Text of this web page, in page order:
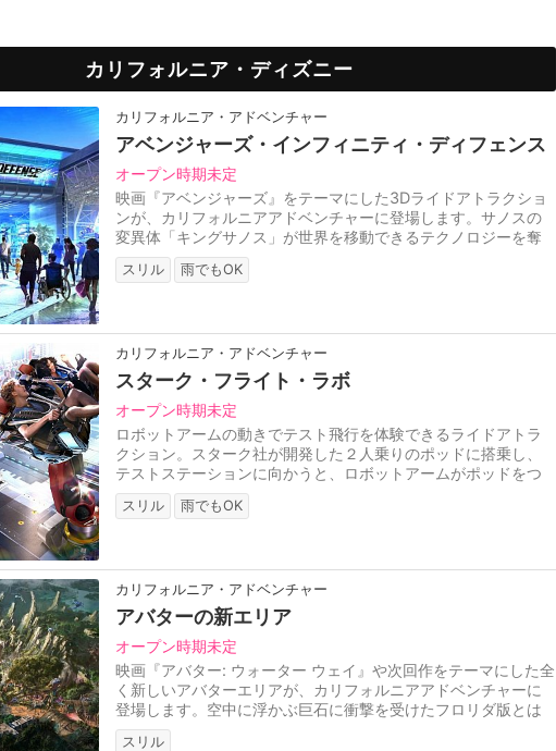
カリフォルニア・ディズニー
カリフォルニア・アドベンチャー
アベンジャーズ・インフィニティ・ディフェンス
オープン時期未定
映画『アベンジャーズ』をテーマにした3Dライドアトラクショ
ンが、カリフォルニアアドベンチャーに登場します。サノスの
変異体「キングサノス」が世界を移動できるテクノロジーを奪
い、あらゆる場所で大混乱を引...
スリル 雨でもOK
カリフォルニア・アドベンチャー
スターク・フライト・ラボ
オープン時期未定
ロボットアームの動きでテスト飛行を体験できるライドアトラ
クション。スターク社が開発した２人乗りのポッドに搭乗し、
テストステーションに向かうと、ロボットアームがポッドをつ
かみ、飛行シミュレーションが...
スリル 雨でもOK
カリフォルニア・アドベンチャー
アバターの新エリア
オープン時期未定
映画『アバター: ウォーター ウェイ』や次回作をテーマにした全
く新しいアバターエリアが、カリフォルニアアドベンチャーに
登場します。空中に浮かぶ巨石に衝撃を受けたフロリダ版とは
異なるエリアになる予定です...
スリル